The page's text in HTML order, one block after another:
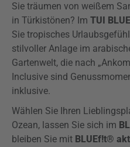
Sie träumen von weißem
in Türkistönen? Im TUI
Sie tropisches
stilvoller Anlage im
Gartenwelt, die nach
Inclusive sind
inklusive.
Wählen Sie Ihren
Ozean, lassen Sie sich im
bleiben Sie mit BLUEf!t®